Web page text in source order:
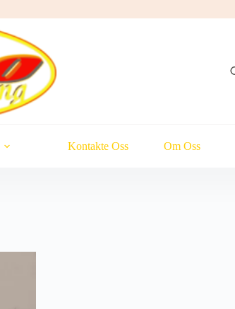
Kontakte Oss Om Oss